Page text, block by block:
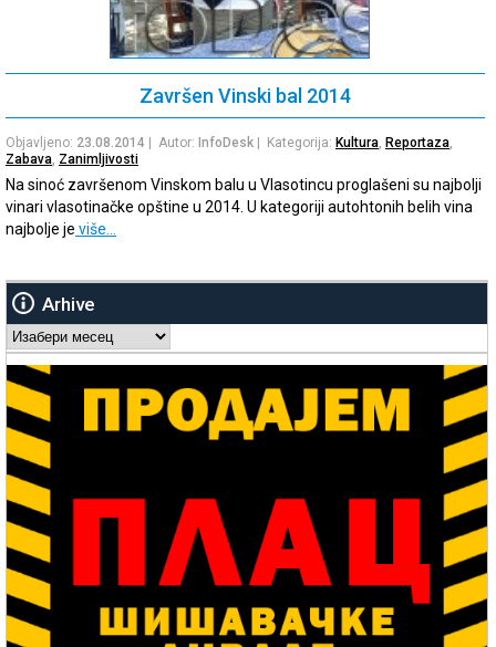
Završen Vinski bal 2014
Objavljeno: 23.08.2014 | Autor: InfoDesk | Kategorija: Kultura, Reportaza,
Zabava, Zanimljivosti
Na sinoć završenom Vinskom balu u Vlasotincu proglašeni su najbolji
vinari vlasotinačke opštine u 2014. U kategoriji autohtonih belih vina
najbolje je više…
Arhive
Arhive